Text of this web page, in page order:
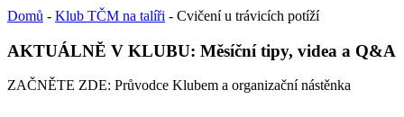
Domů - Klub TČM na talíři - Cvičení u trávicích potíží
AKTUÁLNĚ V KLUBU: Měsíční tipy, videa a Q&A
ZAČNĚTE ZDE: Průvodce Klubem a organizační nástěnka